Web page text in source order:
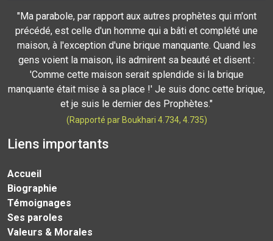
"Ma parabole, par rapport aux autres prophètes qui m'ont
précédé, est celle d'un homme qui a bâti et complété une
maison, à l'exception d'une brique manquante. Quand les
gens voient la maison, ils admirent sa beauté et disent :
'Comme cette maison serait splendide si la brique
manquante était mise à sa place !' Je suis donc cette brique,
et je suis le dernier des Prophètes."
(Rapporté par Boukhari 4.734, 4.735)
Liens importants
Accueil
Biographie
Témoignages
Ses paroles
Valeurs & Morales